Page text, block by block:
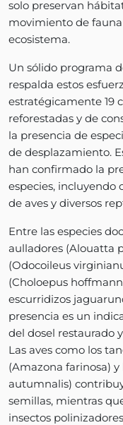
solo preservan
movimiento de
ecosistema.
Un sólido programa
respalda estos
estratégicamente 19
reforestadas y de
la presencia de
de desplazamiento.
han confirmado la
especies, incluyendo
de aves y diversos
Entre las especies
aulladores (Alouatta
(Odocoileus
(Choloepus
escurridizos
presencia es un
del dosel restaurado
Las aves como los
(Amazona farinosa)
autumnalis)
semillas, mientras
insectos